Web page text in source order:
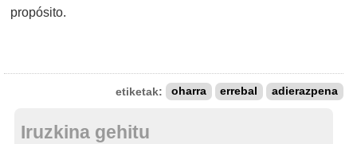
propósito.
etiketak: oharra errebal adierazpena
Iruzkina gehitu